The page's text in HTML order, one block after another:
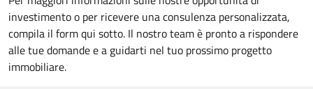
investimento o per ricevere una consulenza personalizzata,
compila il form qui sotto. Il nostro team è pronto a rispondere
alle tue domande e a guidarti nel tuo prossimo progetto
immobiliare.